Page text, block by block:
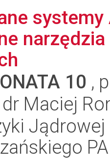
systemy
10 ,
Maciej